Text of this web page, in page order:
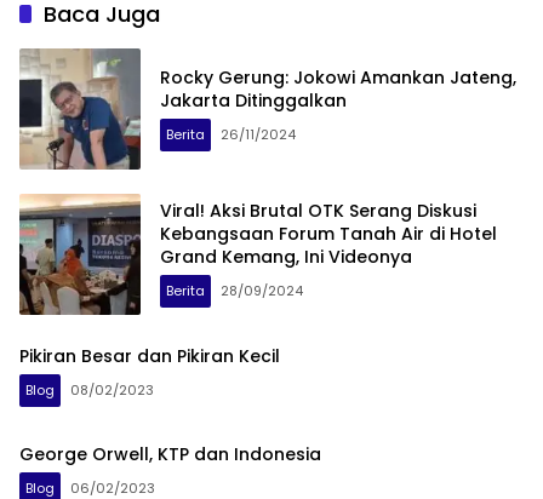
Baca Juga
Rocky Gerung: Jokowi Amankan Jateng,
Jakarta Ditinggalkan
Berita 26/11/2024
Viral! Aksi Brutal OTK Serang Diskusi
Kebangsaan Forum Tanah Air di Hotel
Grand Kemang, Ini Videonya
Berita 28/09/2024
Pikiran Besar dan Pikiran Kecil
Blog 08/02/2023
George Orwell, KTP dan Indonesia
Blog 06/02/2023